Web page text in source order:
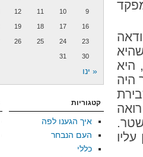
התעקשה שמספר המפגינים בכיכר גורן לא יעלה על 50, היא
היה
9
10
11
12
16
17
18
19
23
24
25
26
30
31
« ינו
קטגוריות
איך הגענו לפה
העם הנבחר
כללי